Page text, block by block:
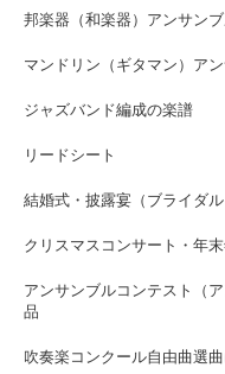
邦楽器（和楽器）アンサン
マンドリン（ギタマン）ア
ジャズバンド編成の楽譜
リードシート
結婚式・披露宴（ブライダ
クリスマスコンサート・年
アンサンブルコンテスト（
品
吹奏楽コンクール自由曲選